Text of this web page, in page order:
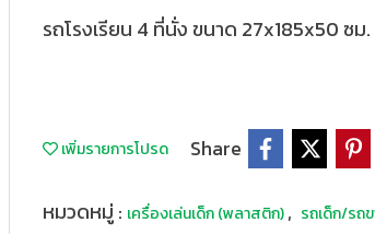
รถโรงเรียน 4 ที่นั่ง ขนาด 27x185x50 ซม
เพิ่มรายการโปรด Share
หมวดหมู่ : เครื่องเล่นเด็ก (พลาสติก), รถเด็ก/รถข